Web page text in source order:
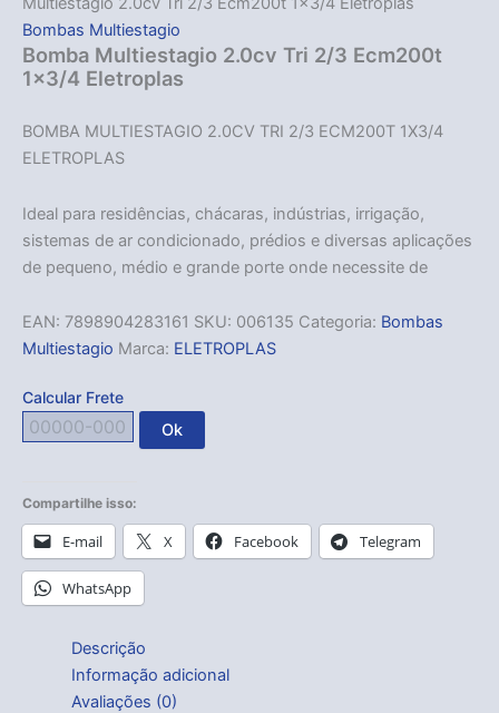
Bombas Multiestagio
Bomba Multiestagio 2.0cv Tri 2/3 Ecm200t
1×3/4 Eletroplas
BOMBA MULTIESTAGIO 2.0CV TRI 2/3 ECM200T 1X3/4
ELETROPLAS
Ideal para residências, chácaras, indústrias, irrigação,
sistemas de ar condicionado, prédios e diversas aplicações
de pequeno, médio e grande porte onde necessite de
EAN: 7898904283161 SKU: 006135 Categoria: Bombas
Multiestagio Marca: ELETROPLAS
Calcular Frete
Ok
Compartilhe isso:
E-mail X Facebook Telegram
WhatsApp
Descrição
Informação adicional
Avaliações (0)